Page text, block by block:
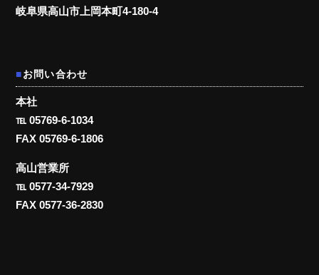
岐阜県高山市上岡本町4-180-4
お問い合わせ
本社
℡ 05769-6-1034
FAX 05769-6-1806
高山営業所
℡ 0577-34-7929
FAX 0577-36-2830